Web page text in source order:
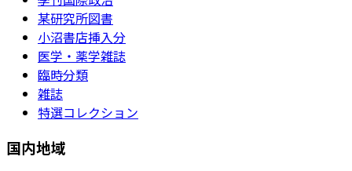
某研究所図書
小沼書店挿入分
医学・薬学雑誌
臨時分類
雑誌
特選コレクション
国内地域